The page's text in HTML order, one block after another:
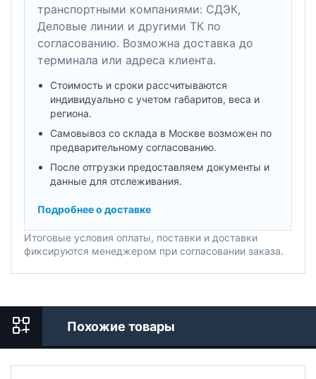
транспортными компаниями: СДЭК,
Деловые линии и другими ТК по
согласованию. Возможна доставка до
терминала или адреса клиента.
Стоимость и сроки рассчитываются
индивидуально с учетом габаритов, веса и
региона.
Самовывоз со склада в Москве возможен по
предварительному согласованию.
После отгрузки предоставляем документы и
данные для отслеживания.
Подробнее о доставке
Итоговые условия оплаты, поставки и доставки
фиксируются менеджером при согласовании заказа.
Похожие товары